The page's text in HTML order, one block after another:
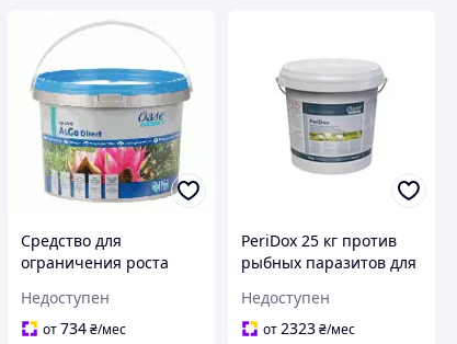
Средство для
ограничения роста
водорослей ALGo Direct
5 l, для 100м³ - 50549
Недоступен
от734 ₴/мес
PeriDox 25 кг против
рыбных паразитов для
76522
Недоступен
от2323₴/мес